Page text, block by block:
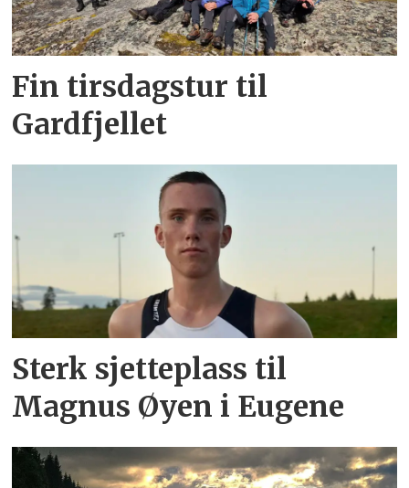
Fin tirsdagstur til
Gardfjellet
Sterk sjetteplass til
Magnus Øyen i Eugene